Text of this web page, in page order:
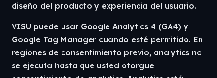
diseño del producto y experiencia del usuario.
VISU puede usar Google Analytics 4 (GA4) y
Google Tag Manager cuando esté permitido. En
regiones de consentimiento previo, analytics no
se ejecuta hasta que usted otorgue